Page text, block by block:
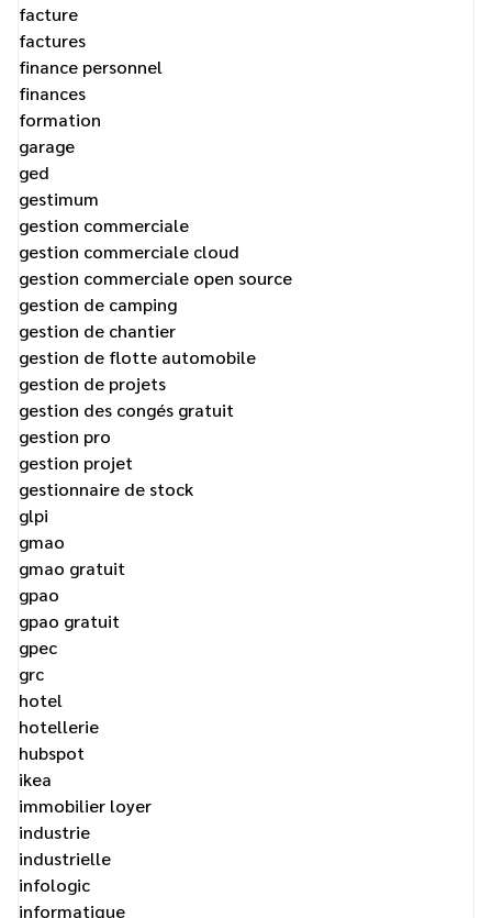
facture
factures
finance personnel
finances
formation
garage
ged
gestimum
gestion commerciale
gestion commerciale cloud
gestion commerciale open source
gestion de camping
gestion de chantier
gestion de flotte automobile
gestion de projets
gestion des congés gratuit
gestion pro
gestion projet
gestionnaire de stock
glpi
gmao
gmao gratuit
gpao
gpao gratuit
gpec
grc
hotel
hotellerie
hubspot
ikea
immobilier loyer
industrie
industrielle
infologic
informatique